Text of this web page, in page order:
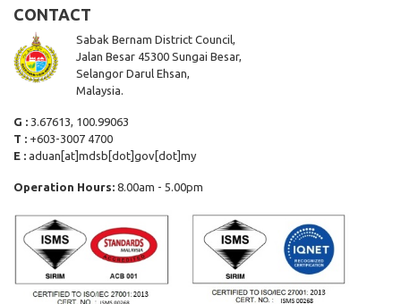
CONTACT
Sabak Bernam District Council,
Jalan Besar 45300 Sungai Besar,
Selangor Darul Ehsan,
Malaysia.
G : 3.67613, 100.99063
T : +603-3007 4700
E : aduan[at]mdsb[dot]gov[dot]my
Operation Hours: 8.00am - 5.00pm